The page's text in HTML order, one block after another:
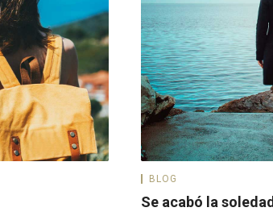
BLOG
Se acabó la soledad